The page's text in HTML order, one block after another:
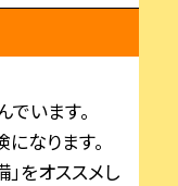
います。
なります。
をオススメし